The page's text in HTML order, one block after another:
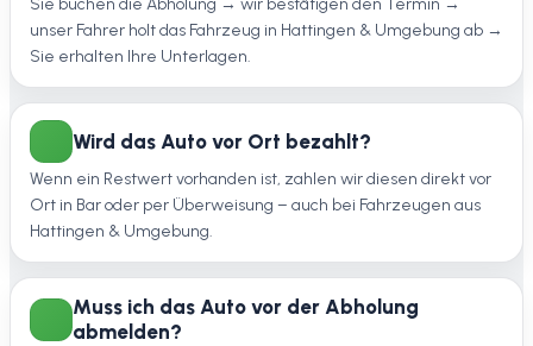
Sie buchen die Abholung → wir bestätigen den Termin →
unser Fahrer holt das Fahrzeug in Hattingen & Umgebung ab →
Sie erhalten Ihre Unterlagen.
Wird das Auto vor Ort bezahlt?
Wenn ein Restwert vorhanden ist, zahlen wir diesen direkt vor
Ort in Bar oder per Überweisung – auch bei Fahrzeugen aus
Hattingen & Umgebung.
Muss ich das Auto vor der Abholung
abmelden?